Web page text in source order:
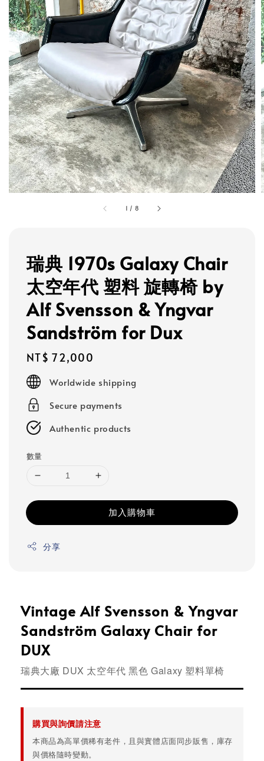
1 / 8
瑞典 1970s Galaxy Chair
太空年代 塑料 旋轉椅 by
Alf Svensson & Yngvar
Sandström for Dux
Regular
price
NT$ 72,000
Worldwide shipping
Secure payments
Authentic products
數量
加入購物車
分享
Vintage Alf Svensson & Yngvar
Sandström Galaxy Chair for
DUX
瑞典大廠 DUX 太空年代 黑色 Galaxy 塑料單椅
購買與詢價請注意
本商品為高單價稀有老件，且與實體店面同步販售，庫存
與價格隨時變動。